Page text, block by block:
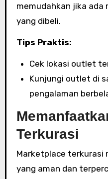
memudahkan jika ada
yang dibeli.
Tips Praktis:
Cek lokasi outlet
Kunjungi outlet di
pengalaman
Terkurasi
Marketplace terkurasi
yang aman dan